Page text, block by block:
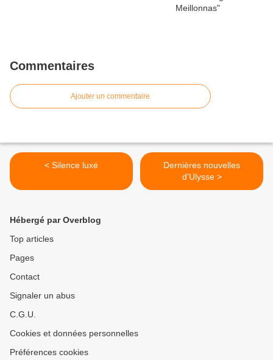
Commentaires
Ajouter un commentaire
< Silence luxé
Dernières nouvelles
d'Ulysse >
Hébergé par Overblog
Top articles
Pages
Contact
Signaler un abus
C.G.U.
Cookies et données personnelles
Préférences cookies